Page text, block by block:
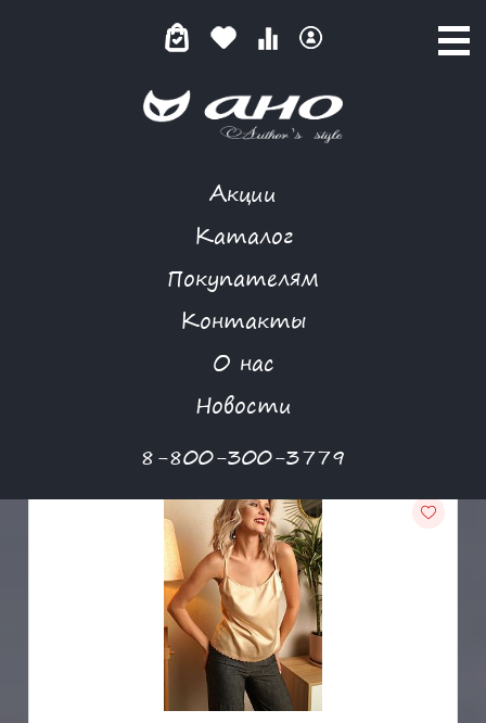
Акции
Каталог
Покупателям
Контакты
О нас
Новости
8-800-300-3779
NIYA